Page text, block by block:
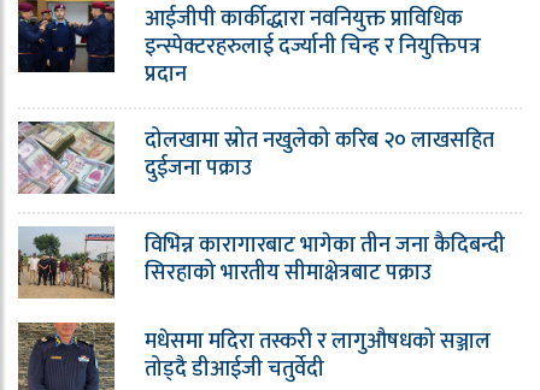
आईजीपी कार्कीद्धारा नवनियुक्त प्राविधिक
इन्स्पेक्टरहरुलाई दर्ज्यानी चिन्ह र नियुक्तिपत्र
प्रदान
दोलखामा स्रोत नखुलेको करिब २० लाखसहित
दुईजना पक्राउ
विभिन्न कारागारबाट भागेका तीन जना कैदिबन्दी
सिरहाको भारतीय सीमाक्षेत्रबाट पक्राउ
मधेसमा मदिरा तस्करी र लागुऔषधको सञ्जाल
तोड्दै डीआईजी चतुर्वेदी